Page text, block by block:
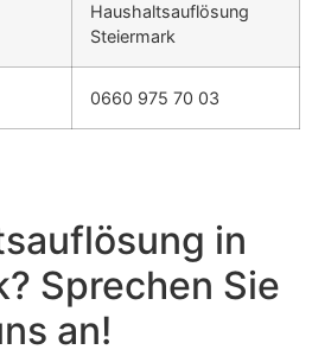
Haushaltsauflösung
Steiermark
0660 975 70 03
in
Sprechen Sie
an!